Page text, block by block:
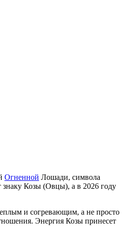
Огненной Лошади, символа
Козы (Овцы), а в 2026 году
и согревающим, а не просто
Энергия Козы принесет